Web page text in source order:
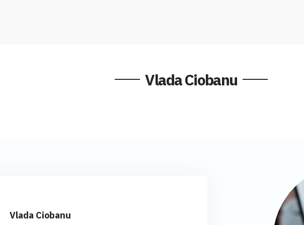
Vlada Ciobanu
Vlada Ciobanu